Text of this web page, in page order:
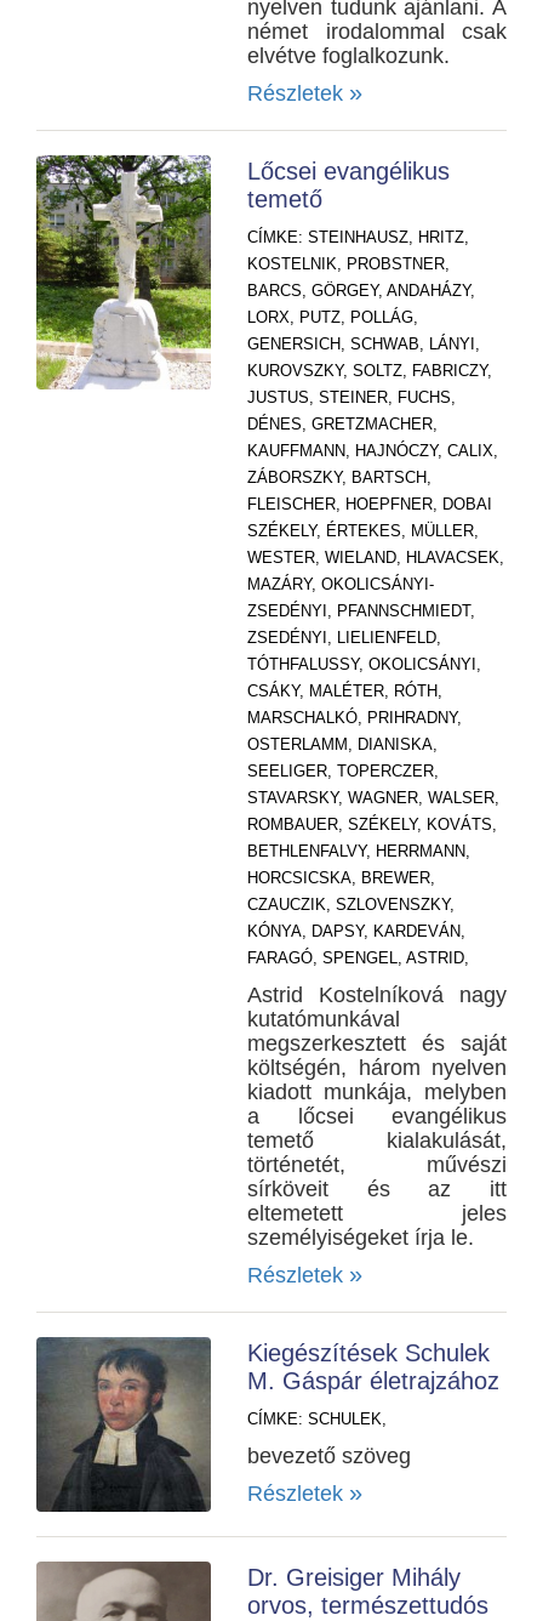
nyelven tudunk ajánlani. A
német irodalommal csak
elvétve foglalkozunk.
Részletek »
Lőcsei evangélikus
temető
CÍMKE:STEINHAUSZ, HRITZ,
KOSTELNIK, PROBSTNER,
BARCS,GÖRGEY,ANDAHÁZY,
LORX, PUTZ, POLLÁG,
GENERSICH,SCHWAB, LÁNYI,
KUROVSZKY,SOLTZ, FABRICZY,
JUSTUS,STEINER, FUCHS,
DÉNES,GRETZMACHER,
KAUFFMANN, HAJNÓCZY,CALIX,
ZÁBORSZKY, BARTSCH,
FLEISCHER, HOEPFNER, DOBAI
SZÉKELY, ÉRTEKES, MÜLLER,
WESTER,WIELAND, HLAVACSEK,
MAZÁRY,OKOLICSÁNYI-
ZSEDÉNYI, PFANNSCHMIEDT,
ZSEDÉNYI, LIELIENFELD,
TÓTHFALUSSY,OKOLICSÁNYI,
CSÁKY, MALÉTER, RÓTH,
MARSCHALKÓ, PRIHRADNY,
OSTERLAMM, DIANISKA,
SEELIGER,TOPERCZER,
STAVARSKY,WAGNER,WALSER,
ROMBAUER,SZÉKELY, KOVÁTS,
BETHLENFALVY, HERRMANN,
HORCSICSKA, BREWER,
CZAUCZIK,SZLOVENSZKY,
KÓNYA, DAPSY, KARDEVÁN,
FARAGÓ,SPENGEL,ASTRID,
Astrid Kostelníková nagy
kutatómunkával
megszerkesztett és saját
költségén, három nyelven
kiadott munkája, melyben
a lőcsei evangélikus
temető kialakulását,
történetét, művészi
sírköveit és az itt
eltemetett jeles
személyiségeket írja le.
Részletek »
Kiegészítések Schulek
M. Gáspár életrajzához
CÍMKE:SCHULEK,
bevezető szöveg
Részletek »
Dr. Greisiger Mihály
orvos, természettudós